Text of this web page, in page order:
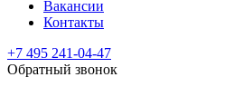
Вакансии
Контакты
+7 495 241-04-47
Обратный звонок